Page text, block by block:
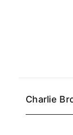
Charlie